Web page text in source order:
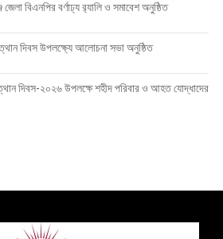
বিএনপির বর্ণাঢ্য র‍্যালি ও সমাবেশ অনুষ্ঠিত
দিবস উপলক্ষ্যে আলোচনা সভা অনুষ্ঠিত
দিবস-২০২৬ উপলক্ষে শহীদ পরিবার ও আহত যোদ্ধাদের